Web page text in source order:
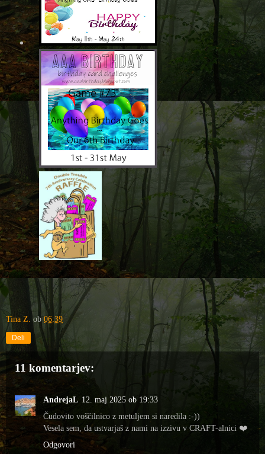
Tina Z. ob06:39
Deli
11 komentarjev:
AndrejaL 12. maj 2025 ob 19:33
Čudovito voščilnico z metuljem si naredila :-))
Vesela sem, da ustvarjaš z nami na izzivu v CRAFT-alnici ❤️
Odgovori